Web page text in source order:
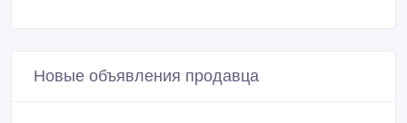
Новые объявления продавца